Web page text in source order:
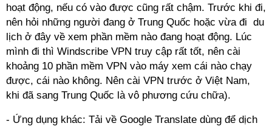
hoạt động, nếu có vào được cũng rất chậm. Trước khi đi,
nên hỏi những người đang ở Trung Quốc hoặc vừa đi du
lịch ở đây về xem phần mềm nào đang hoạt động. Lúc
mình đi thì Windscribe VPN truy cập rất tốt, nên cài
khoảng 10 phần mềm VPN vào máy xem cái nào chạy
được, cái nào không. Nên cài VPN trước ở Việt Nam,
khi đã sang Trung Quốc là vô phương cứu chữa).
- Ứng dụng khác: Tải về Google Translate dùng để dịch